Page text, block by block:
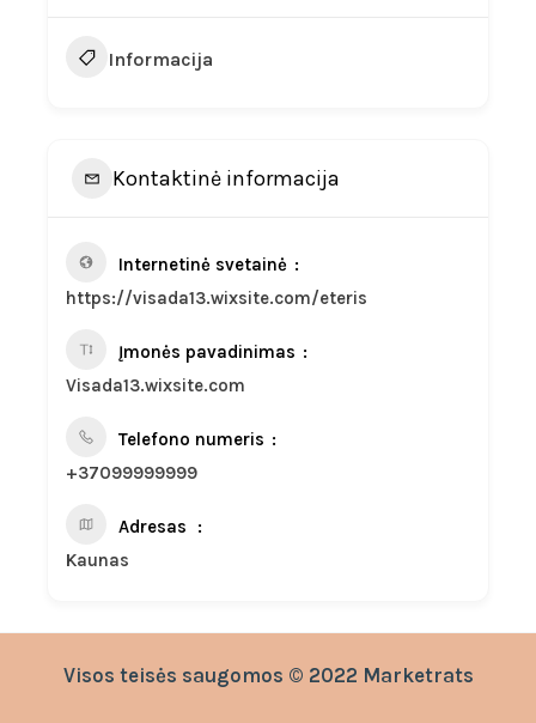
Informacija
Kontaktinė informacija
Internetinė svetainė
https://visada13.wixsite.com/eteris
Įmonės pavadinimas
Visada13.wixsite.com
Telefono numeris
+37099999999
Adresas
Kaunas
Visos teisės saugomos © 2022 Marketrats